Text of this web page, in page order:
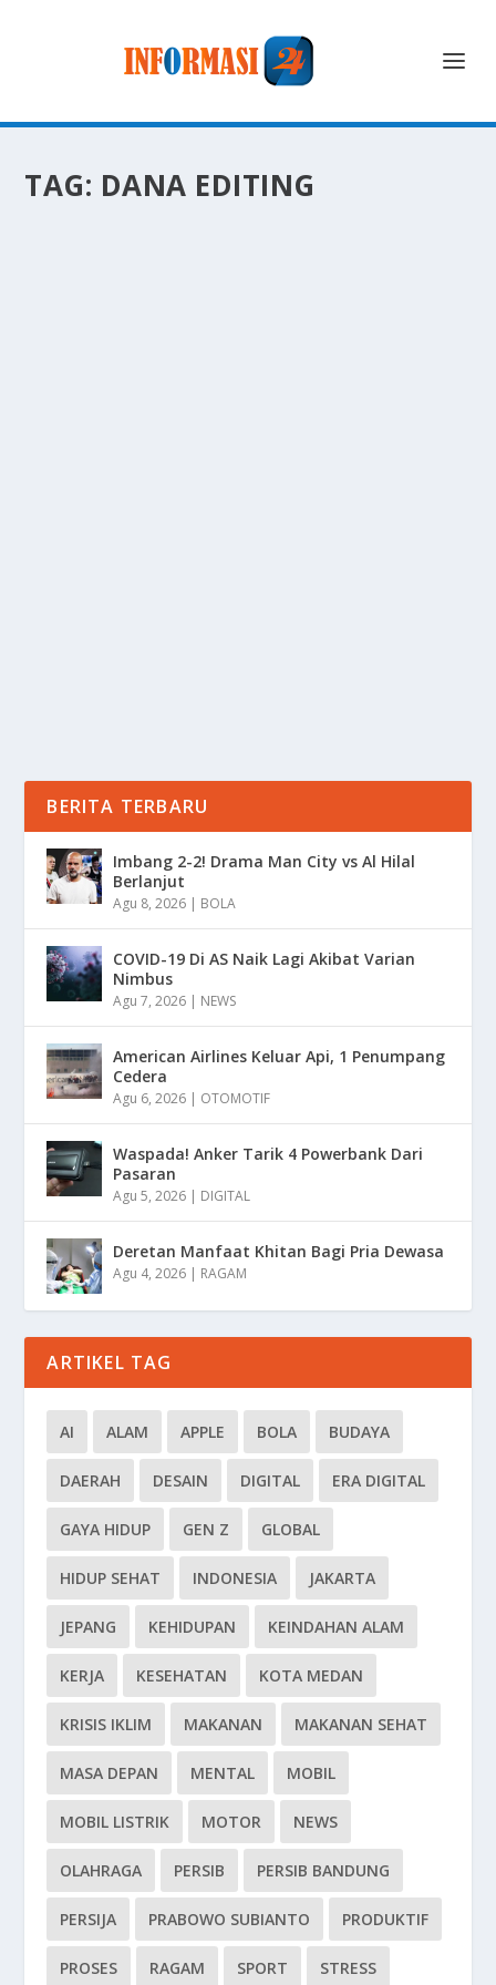
TAG: DANA EDITING
BERITA TERBARU
Imbang 2-2! Drama Man City vs Al Hilal
Berlanjut
Agu 8, 2026 | BOLA
COVID-19 Di AS Naik Lagi Akibat Varian
Nimbus
Agu 7, 2026 | NEWS
American Airlines Keluar Api, 1 Penumpang
Cedera
Agu 6, 2026 | OTOMOTIF
Waspada! Anker Tarik 4 Powerbank Dari
Pasaran
Agu 5, 2026 | DIGITAL
Deretan Manfaat Khitan Bagi Pria Dewasa
Agu 4, 2026 | RAGAM
ARTIKEL TAG
AI ALAM APPLE BOLA BUDAYA
DAERAH DESAIN DIGITAL ERA DIGITAL
GAYA HIDUP GEN Z GLOBAL
HIDUP SEHAT INDONESIA JAKARTA
JEPANG KEHIDUPAN KEINDAHAN ALAM
KERJA KESEHATAN KOTA MEDAN
KRISIS IKLIM MAKANAN MAKANAN SEHAT
MASA DEPAN MENTAL MOBIL
MOBIL LISTRIK MOTOR NEWS
OLAHRAGA PERSIB PERSIB BANDUNG
PERSIJA PRABOWO SUBIANTO PRODUKTIF
PROSES RAGAM SPORT STRESS